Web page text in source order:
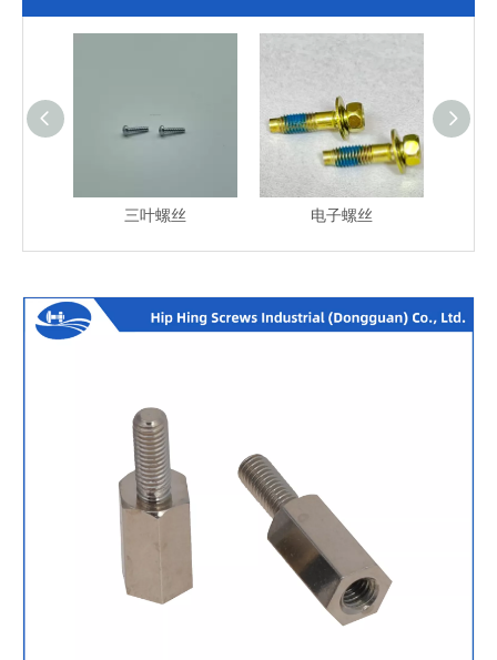
三叶螺丝 电子螺丝